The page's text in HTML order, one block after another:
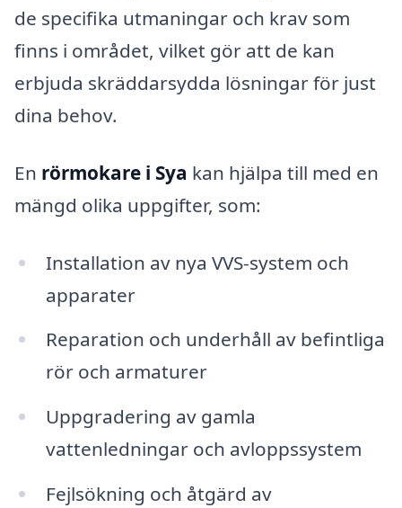
de specifika utmaningar och krav som
finns i området, vilket gör att de kan
erbjuda skräddarsydda lösningar för just
dina behov.
En rörmokare i Sya kan hjälpa till med en
mängd olika uppgifter, som:
Installation av nya VVS-system och
apparater
Reparation och underhåll av befintliga
rör och armaturer
Uppgradering av gamla
vattenledningar och avloppssystem
Fejlsökning och åtgärd av